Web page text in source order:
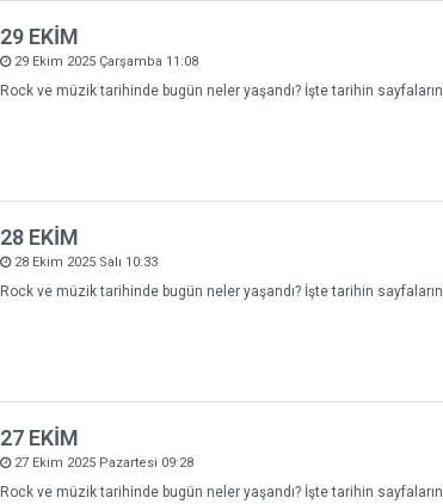
29 EKİM
29 Ekim 2025 Çarşamba 11:08
Rock ve müzik tarihinde bugün neler yaşandı? İşte tarihin
28 EKİM
28 Ekim 2025 Salı 10:33
Rock ve müzik tarihinde bugün neler yaşandı? İşte tarihin
27 EKİM
27 Ekim 2025 Pazartesi 09:28
Rock ve müzik tarihinde bugün neler yaşandı? İşte tarihin